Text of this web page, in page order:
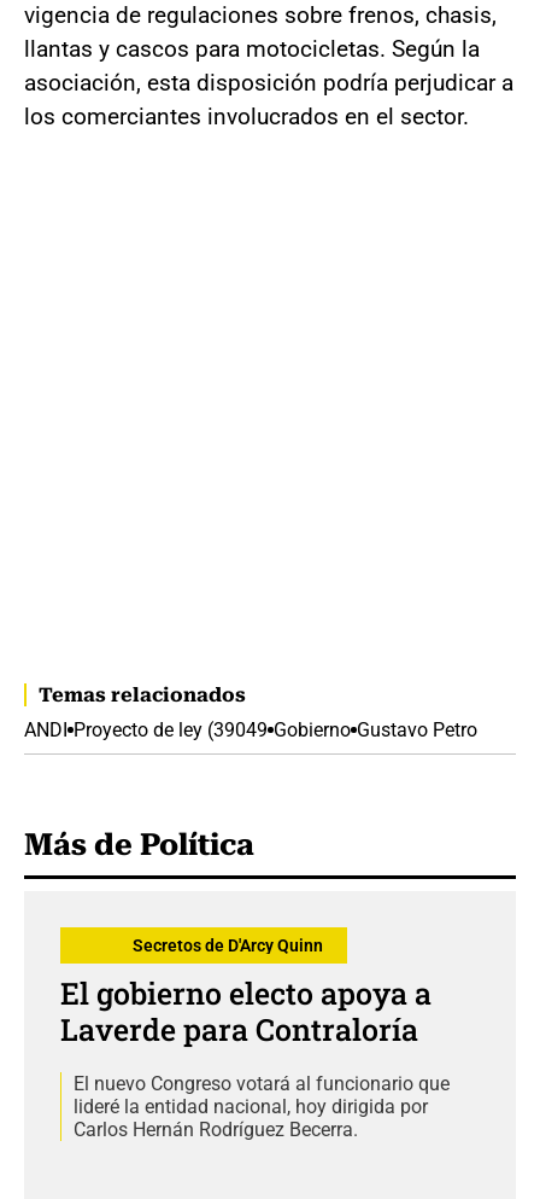
vigencia de regulaciones sobre frenos, chasis,
llantas y cascos para motocicletas. Según la
asociación, esta disposición podría perjudicar a
los comerciantes involucrados en el sector.
Temas relacionados
ANDI
Proyecto de ley (39049 Gobierno Gustavo Petro
Más de Política
Secretos de D'Arcy Quinn
El gobierno electo apoya a
Laverde para Contraloría
El nuevo Congreso votará al funcionario que
lideré la entidad nacional, hoy dirigida por
Carlos Hernán Rodríguez Becerra.